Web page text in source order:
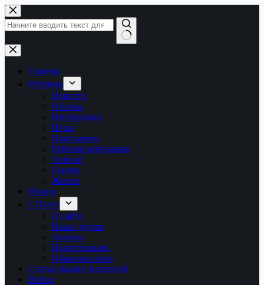
Перейти
к
сути
Ничего
не
найденоГлавная
Рубрики
Новости
Обзоры
Инструкции
Игры
Программы
Рабочее окружение
Android
Сервер
Железо
Форум
LTB.net
О сайте
Наши друзья
Авторы
Пожертвовать
Обратная связь
Статьи наших читателей
Войти